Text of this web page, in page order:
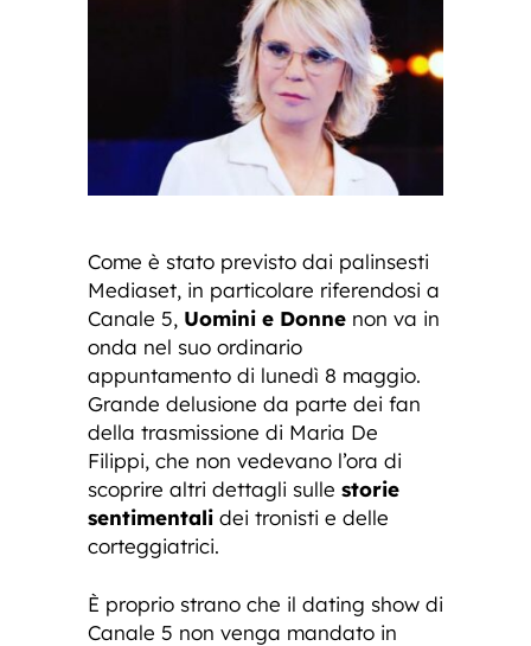
Come è stato previsto dai palinsesti
Mediaset, in particolare riferendosi a
Canale 5, Uomini e Donne non va in
onda nel suo ordinario
appuntamento di lunedì 8 maggio.
Grande delusione da parte dei fan
della trasmissione di Maria De
Filippi, che non vedevano l’ora di
scoprire altri dettagli sulle storie
sentimentali dei tronisti e delle
corteggiatrici.
È proprio strano che il dating show di
Canale 5 non venga mandato in